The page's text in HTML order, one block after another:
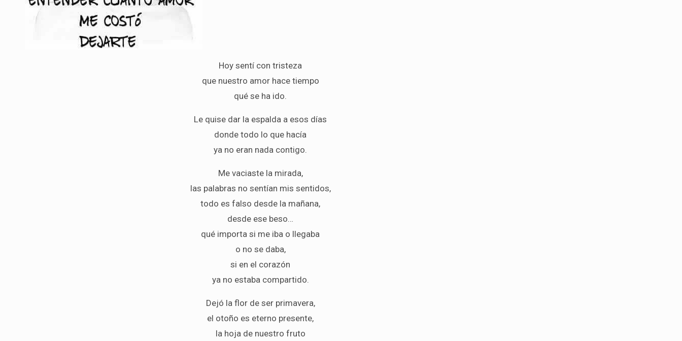
Hoy sentí con tristeza
que nuestro amor hace tiempo
qué se ha ido.
Le quise dar la espalda a esos días
donde todo lo que hacía
ya no eran nada contigo.
Me vaciaste la mirada,
las palabras no sentían mis sentidos,
todo es falso desde la mañana,
desde ese beso…
qué importa si me iba o llegaba
o no se daba,
si en el corazón
ya no estaba compartido.
Dejó la flor de ser primavera,
el otoño es eterno presente,
la hoja de nuestro fruto